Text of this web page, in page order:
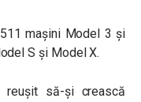
mașini Model 3 și
S și Model X.
reușit să-și crească